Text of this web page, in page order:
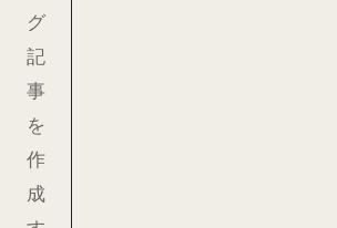
グ
記
事
を
作
成